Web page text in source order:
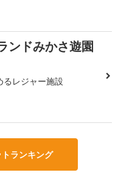
ンドみかさ遊園
るレジャー施設
ランキング